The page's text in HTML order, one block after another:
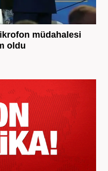
müdahalesi
oldu